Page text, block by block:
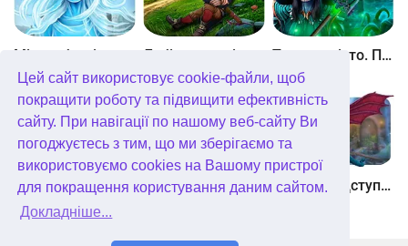
Цей сайт використовує cookie-файли, щоб
покращити роботу та підвищити ефективність
сайту. При навігації по нашому веб-сайту Ви
погоджуєтесь з тим, що ми зберігаємо та
використовуємо cookies на Вашому пристрої
для покращення користування даним сайтом.
Докладніше...
відбувається.
Таємне місто. Підводне царство. колекційне видання
Небесні землі. Пробудження гігантів. колекційне видання Загадки Нью-Йорка. Пробудження. колекційне видання Хімери. Підступи зла. колекційне видання